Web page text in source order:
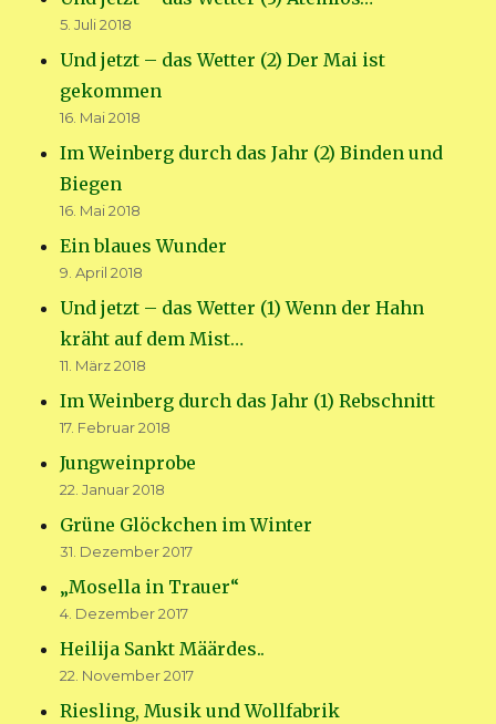
5. Juli 2018
Und jetzt – das Wetter (2) Der Mai ist
gekommen
16. Mai 2018
Im Weinberg durch das Jahr (2) Binden und
Biegen
16. Mai 2018
Ein blaues Wunder
9. April 2018
Und jetzt – das Wetter (1) Wenn der Hahn
kräht auf dem Mist…
11. März 2018
Im Weinberg durch das Jahr (1) Rebschnitt
17. Februar 2018
Jungweinprobe
22. Januar 2018
Grüne Glöckchen im Winter
31. Dezember 2017
„Mosella in Trauer“
4. Dezember 2017
Heilija Sankt Määrdes..
22. November 2017
Riesling, Musik und Wollfabrik